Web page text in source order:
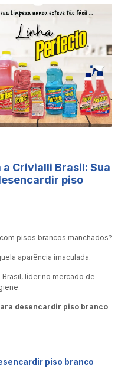
Crivialli Brasil: Sua
piso
pisos brancos manchados?
aparência imaculada.
líder no mercado de
desencardir piso branco
piso branco